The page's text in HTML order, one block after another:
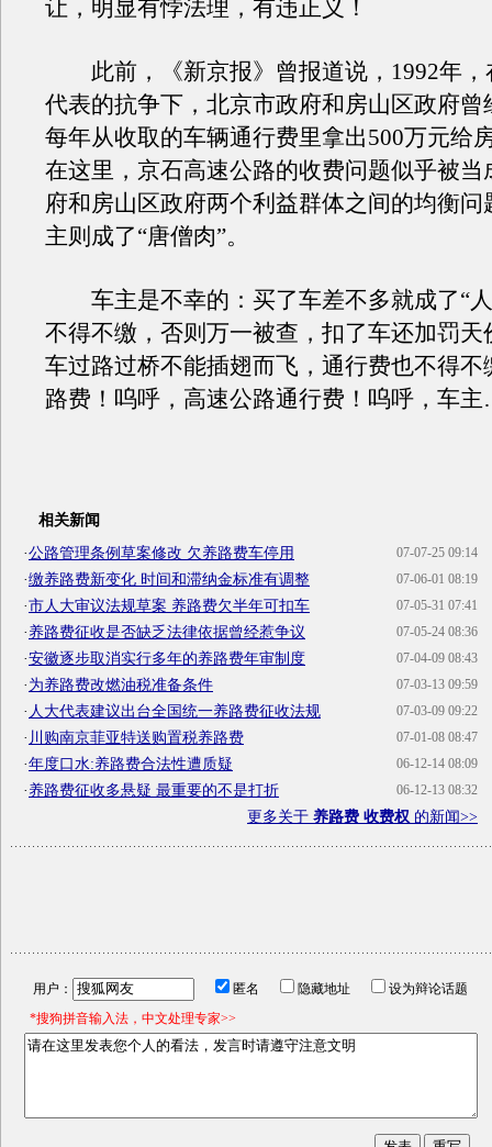
让，明显有悖法理，有违正义！
此前，《新京报》曾报道说，1992年，
代表的抗争下，北京市政府和房山区政府曾
每年从收取的车辆通行费里拿出500万元给
在这里，京石高速公路的收费问题似乎被当
府和房山区政府两个利益群体之间的均衡问
主则成了“唐僧肉”。
车主是不幸的：买了车差不多就成了“人
不得不缴，否则万一被查，扣了车还加罚天
车过路过桥不能插翅而飞，通行费也不得不
路费！呜呼，高速公路通行费！呜呼，车
相关新闻
07-07-25 09:14
·公路管理条例草案修改 欠养路费车停用
07-06-01 08:19
·缴养路费新变化 时间和滞纳金标准有调整
07-05-31 07:41
·市人大审议法规草案 养路费欠半年可扣车
07-05-24 08:36
·养路费征收是否缺乏法律依据曾经惹争议
07-04-09 08:43
·安徽逐步取消实行多年的养路费年审制度
07-03-13 09:59
·为养路费改燃油税准备条件
07-03-09 09:22
· 人大代表建议出台全国统一养路费征收法规
07-01-08 08:47
· 川购南京菲亚特送购置税养路费
06-12-14 08:09
·年度口水:养路费合法性遭质疑
06-12-13 08:32
·养路费征收多悬疑 最重要的不是打折
更多关于 养路费 收费权 的新闻>>
用户： 匿名 隐藏地址
设为辩论话题
*搜狗拼音输入法，中文处理专家>>